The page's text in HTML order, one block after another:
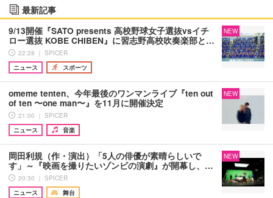
最新記事
9/13開催『SATO presents 高校野球女子選抜vsイチ
ロー選抜 KOBE CHIBEN』に習志野高校吹奏楽部と…
22:28 ｜ SPICER
ニュース
スポーツ
NEW
omeme tenten、今年最後のワンマンライブ『ten out
of ten 〜one man〜』を11月に開催決定
21:00 ｜ SPICER
ニュース
音楽
NEW
岡田利規（作・演出）「5人の俳優が素晴らしいで
す」～『映画を撮りたいゾンビの演劇』が開幕し、…
20:30 ｜ SPICER
ニュース
舞台
NEW